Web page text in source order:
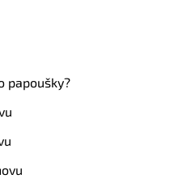
papoušky?